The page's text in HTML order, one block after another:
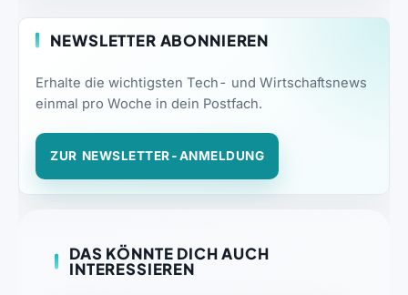
NEWSLETTER ABONNIEREN
Erhalte die wichtigsten Tech- und Wirtschaftsnews
einmal pro Woche in dein Postfach.
ZUR NEWSLETTER-ANMELDUNG
DAS KÖNNTE DICH AUCH
INTERESSIEREN